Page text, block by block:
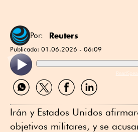
Por: Reuters
Publicado: 01.06.2026 - 06:09
Compartir
por
Compartir
por
Compartir
por
Compartir
por
Irán y Estados Unidos
objetivos militares, y se